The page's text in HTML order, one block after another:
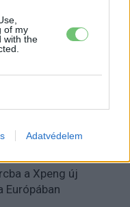
of my
with the
Adatvédelem
szabott: legfeljebb
elektromos autók
a 100 ezres
a Changant
kilométer hatótáv –
a Xpeng új
Európában